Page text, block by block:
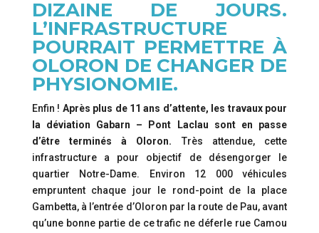
DIZAINE DE JOURS.
L’INFRASTRUCTURE
POURRAIT PERMETTRE À
OLORON DE CHANGER DE
PHYSIONOMIE.
Enfin ! Après plus de 11 ans d’attente, les travaux pour
la déviation Gabarn – Pont Laclau sont en passe
d’être terminés à Oloron. Très attendue, cette
infrastructure a pour objectif de désengorger le
quartier Notre-Dame. Environ 12 000 véhicules
empruntent chaque jour le rond-point de la place
Gambetta, à l’entrée d’Oloron par la route de Pau, avant
qu’une bonne partie de ce trafic ne déferle rue Camou